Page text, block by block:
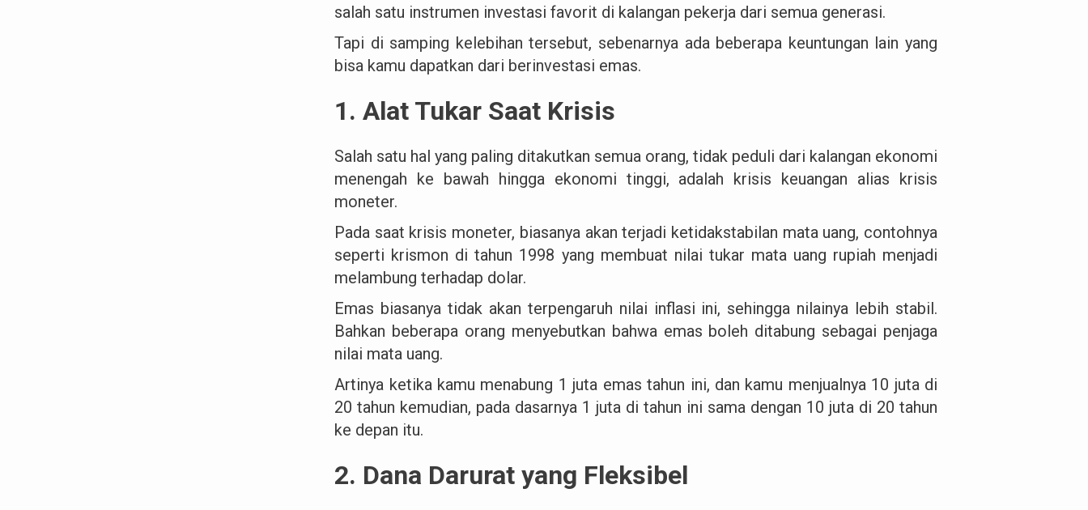
salah satu instrumen investasi favorit di kalangan pekerja dari semua generasi.
Tapi di samping kelebihan tersebut, sebenarnya ada beberapa keuntungan lain yang
bisa kamu dapatkan dari berinvestasi emas.
1. Alat Tukar Saat Krisis
Salah satu hal yang paling ditakutkan semua orang, tidak peduli dari kalangan ekonomi
menengah ke bawah hingga ekonomi tinggi, adalah krisis keuangan alias krisis
moneter.
Pada saat krisis moneter, biasanya akan terjadi ketidakstabilan mata uang, contohnya
seperti krismon di tahun 1998 yang membuat nilai tukar mata uang rupiah menjadi
melambung terhadap dolar.
Emas biasanya tidak akan terpengaruh nilai inflasi ini, sehingga nilainya lebih stabil.
Bahkan beberapa orang menyebutkan bahwa emas boleh ditabung sebagai penjaga
nilai mata uang.
Artinya ketika kamu menabung 1 juta emas tahun ini, dan kamu menjualnya 10 juta di
20 tahun kemudian, pada dasarnya 1 juta di tahun ini sama dengan 10 juta di 20 tahun
ke depan itu.
2. Dana Darurat yang Fleksibel